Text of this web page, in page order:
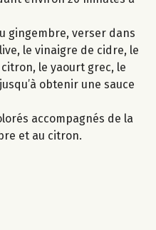
gingembre, verser dans
le vinaigre de cidre, le
le yaourt grec, le
obtenir une sauce
accompagnés de la
et au citron.